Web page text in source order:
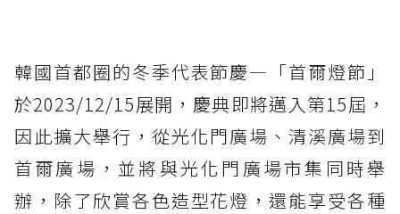
韓國首都圈的冬季代表節慶—「首爾燈節」
於2023/12/15展開，慶典即將邁入第15屆，
因此擴大舉行，從光化門廣場、清溪廣場到
首爾廣場，並將與光化門廣場市集同時舉
辦，除了欣賞各色造型花燈，還能享受各種